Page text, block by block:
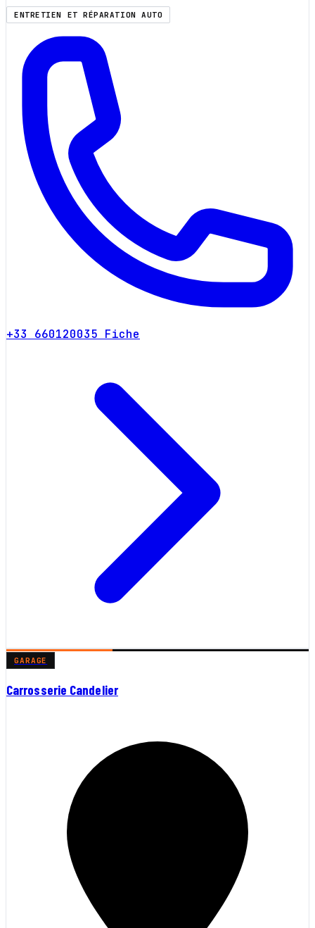
ENTRETIEN ET RÉPARATION AUTO
+33 660120035 Fiche
GARAGE
Carrosserie Candelier